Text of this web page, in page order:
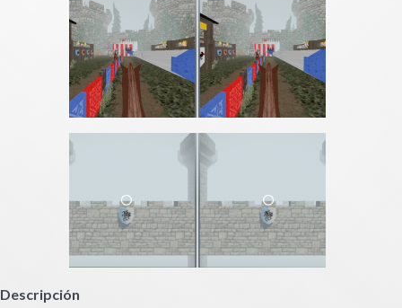
Descripción